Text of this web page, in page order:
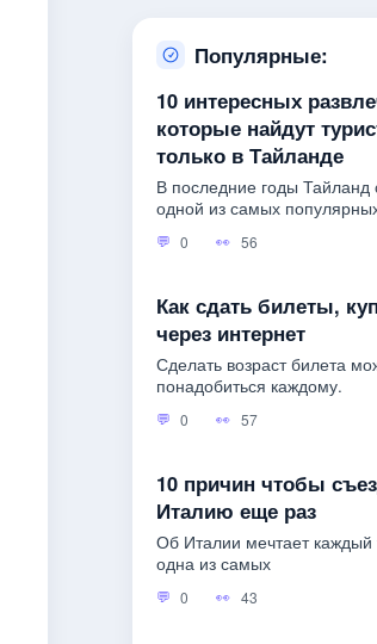
Популярные:
10 интересных
которые найдут
только в Тайланде
В последние годы Тайланд
одной из самых
0 56
Как сдать билеты,
через интернет
Сделать возраст билета
понадобиться каждому.
0 57
10 причин чтобы
Италию еще раз
Об Италии мечтает каждый
одна из самых
0 43